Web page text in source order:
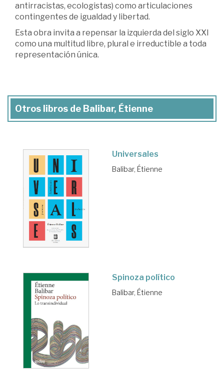
antirracistas, ecologistas) como articulaciones
contingentes de igualdad y libertad.
Esta obra invita a repensar la izquierda del siglo XXI
como una multitud libre, plural e irreductible a toda
representación única.
Otros libros de Balibar, Étienne
Universales
Balibar, Étienne
Spinoza político
Balibar, Étienne